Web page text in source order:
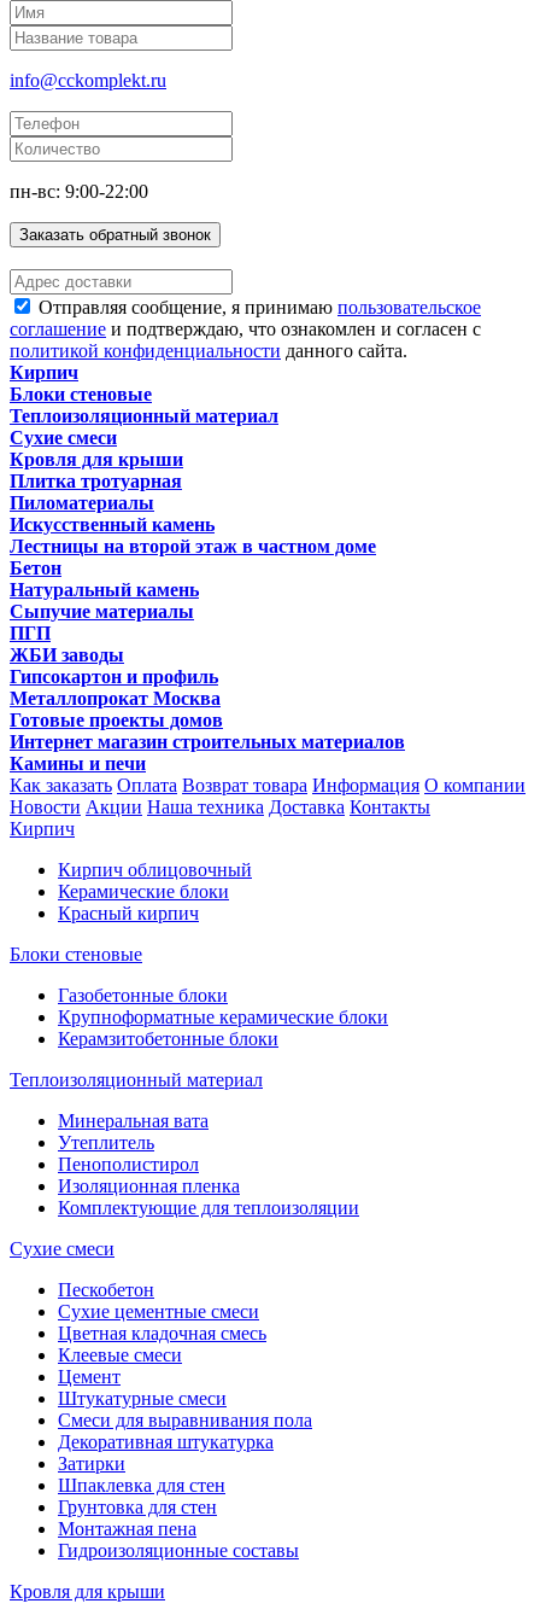
info@cckomplekt.ru
пн-вс: 9:00-22:00
Заказать обратный звонок
Отправляя сообщение, я принимаю пользовательское
соглашение и подтверждаю, что ознакомлен и согласен с
политикой конфиденциальности данного сайта.
Кирпич
Блоки стеновые
Теплоизоляционный материал
Сухие смеси
Кровля для крыши
Плитка тротуарная
Пиломатериалы
Искусственный камень
Лестницы на второй этаж в частном доме
Бетон
Натуральный камень
Сыпучие материалы
ПГП
ЖБИ заводы
Гипсокартон и профиль
Металлопрокат Москва
Готовые проекты домов
Интернет магазин строительных материалов
Камины и печи
Как заказать Оплата Возврат товара Информация О компании
Новости Акции Наша техника Доставка Контакты
Кирпич
Кирпич облицовочный
Керамические блоки
Красный кирпич
Блоки стеновые
Газобетонные блоки
Крупноформатные керамические блоки
Керамзитобетонные блоки
Теплоизоляционный материал
Минеральная вата
Утеплитель
Пенополистирол
Изоляционная пленка
Комплектующие для теплоизоляции
Сухие смеси
Пескобетон
Сухие цементные смеси
Цветная кладочная смесь
Клеевые смеси
Цемент
Штукатурные смеси
Смеси для выравнивания пола
Декоративная штукатурка
Затирки
Шпаклевка для стен
Грунтовка для стен
Монтажная пена
Гидроизоляционные составы
Кровля для крыши